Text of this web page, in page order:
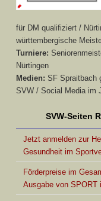
für DM qualifiziert /
württembergische
Turniere:
Nürtingen
Medien: SF Spraitbach
SVW / Social Media im
SVW-Seiten
Jetzt anmelden zur
Gesundheit im
Förderpreise im
Ausgabe von SPORT